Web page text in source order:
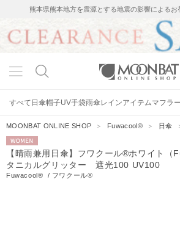
熊本県熊本地方を震源とする地震の影響によるお
すべて 日傘帽子UV手袋雨傘レインアイテムマフラ
MOONBAT ONLINE SHOP ＞ Fuwacool® ＞ 日傘
WOMEN
【晴雨兼用日傘】フワクール®ホワイト
タニカルグリッター 遮光100 UV100
Fuwacool® / フワクール®